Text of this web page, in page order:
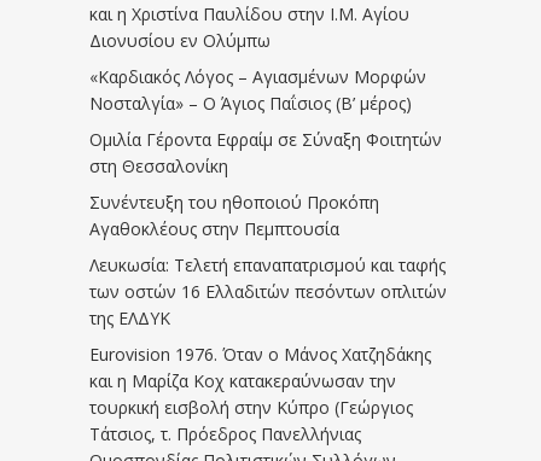
και η Χριστίνα Παυλίδου στην Ι.Μ. Αγίου
Διονυσίου εν Ολύμπω
«Καρδιακός Λόγος – Αγιασμένων Μορφών
Νοσταλγία» – Ο Άγιος Παΐσιος (Β’ μέρος)
Ομιλία Γέροντα Εφραίμ σε Σύναξη Φοιτητών
στη Θεσσαλονίκη
Συνέντευξη του ηθοποιού Προκόπη
Αγαθοκλέους στην Πεμπτουσία
Λευκωσία: Τελετή επαναπατρισμού και ταφής
των οστών 16 Ελλαδιτών πεσόντων οπλιτών
της ΕΛΔΥΚ
Eurovision 1976. Όταν ο Μάνος Χατζηδάκης
και η Μαρίζα Κοχ κατακεραύνωσαν την
τουρκική εισβολή στην Κύπρο (Γεώργιος
Τάτσιος, τ. Πρόεδρος Πανελλήνιας